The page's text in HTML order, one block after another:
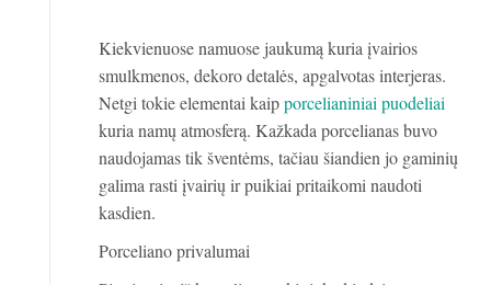
Kiekvienuose namuose jaukumą kuria įvairios
smulkmenos, dekoro detalės, apgalvotas interjeras.
Netgi tokie elementai kaipporcelianiniai puodeliai
kuria namų atmosferą. Kažkada porcelianas buvo
naudojamas tik šventėms, tačiau šiandien jo gaminių
galima rasti įvairių ir puikiai pritaikomi naudoti
kasdien.
Porceliano privalumai